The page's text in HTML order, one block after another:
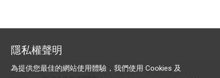
隱私權聲明
為提供您最佳的網站使用體驗，我們使用 Cookies 及